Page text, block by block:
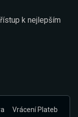
k nejlepším
Vrácení Plateb